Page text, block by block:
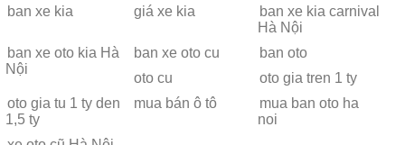
ban xe kia
giá xe kia
ban xe kia carnival
Hà Nội
ban xe oto kia Hà
Nội
ban xe oto cu
ban oto
oto cu
oto gia tren 1 ty
oto gia tu 1 ty den
1,5 ty
mua bán ô tô
mua ban oto ha
noi